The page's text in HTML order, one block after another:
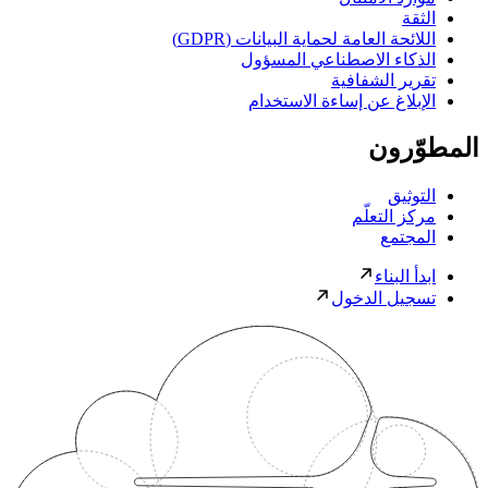
الثقة
اللائحة العامة لحماية البيانات (GDPR)
الذكاء الاصطناعي المسؤول
تقرير الشفافية
الإبلاغ عن إساءة الاستخدام
المطوّرون
التوثيق
مركز التعلّم
المجتمع
ابدأ البناء
تسجيل الدخول